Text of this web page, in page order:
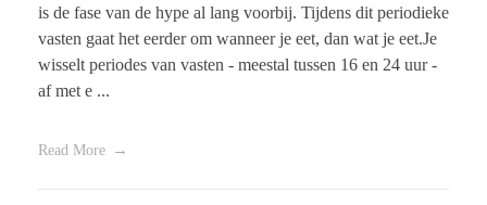
is de fase van de hype al lang voorbij. Tijdens dit periodieke
vasten gaat het eerder om wanneer je eet, dan wat je eet.Je
wisselt periodes van vasten - meestal tussen 16 en 24 uur -
af met e ...
Read More